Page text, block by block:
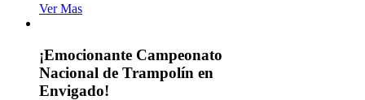
Ver Mas
¡Emocionante Campeonato
Nacional de Trampolín en
Envigado!